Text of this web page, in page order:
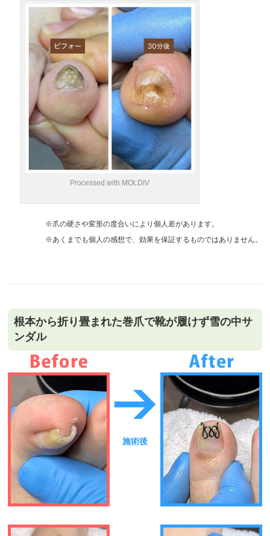
Processed with MOLDIV
※爪の硬さや変形の度合いにより個人差があります。
※あくまでも個人の感想で、効果を保証するものではありません。
根本から折り畳まれた巻爪で靴が履けず雪の中サ
ンダル
施術後